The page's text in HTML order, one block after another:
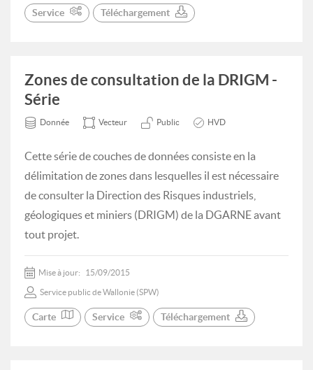
Service Téléchargement
Zones de consultation de la DRIGM -
Série
Donnée Vecteur Public HVD
Cette série de couches de données consiste en la
délimitation de zones dans lesquelles il est nécessaire
de consulter la Direction des Risques industriels,
géologiques et miniers (DRIGM) de la DGARNE avant
tout projet.
Mise à jour: 15/09/2015
Service public de Wallonie (SPW)
Carte Service Téléchargement